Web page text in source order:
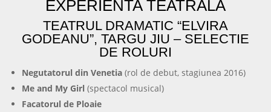
EXPERIENTA TEATRALA
TEATRUL DRAMATIC “ELVIRA
GODEANU”, TARGU JIU – SELECTIE
DE ROLURI
Negutatorul din Venetia (rol de debut, stagiunea 2016)
Me and My Girl (spectacol musical)
Facatorul de Ploaie